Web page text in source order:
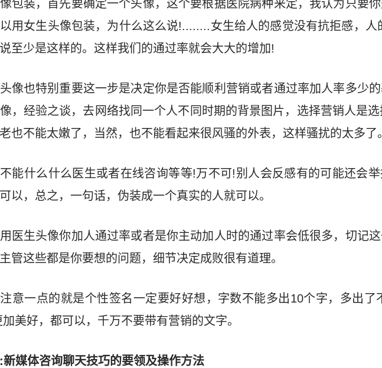
包装，首先要确定一个头像，这个要根据医院病种来定，我认为只要
用女生头像包装，为什么这么说!........女生给人的感觉没有抗拒感，人
至少是这样的。这样我们的通过率就会大大的增加!
像也特别重要这一步是决定你是否能顺利营销或者通过率加人率多少
，经验之谈，去网络找同一个人不同时期的背景图片，选择营销人是
也不能太嫩了，当然，也不能看起来很风骚的外表，这样骚扰的太多了。
能什么什么医生或者在线咨询等等!万不可!别人会反感有的可能还会
以，总之，一句话，伪装成一个真实的人就可以。
医生头像你加人通过率或者是你主动加人时的通过率会低很多，切记
管这些都是你要想的问题，细节决定成败很有道理。
意一点的就是个性签名一定要好好想，字数不能多出10个字，多出了
美好，都可以，千万不要带有营销的文字。
媒体咨询聊天技巧的要领及操作方法